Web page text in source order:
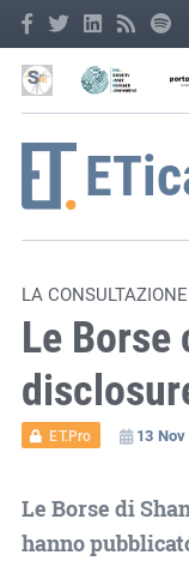
LA
Le
ET.Pro 13
Le Borse di
hanno